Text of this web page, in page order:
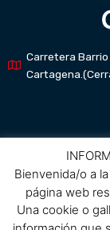
Carretera Barrio
Bienvenida/o a
página web
Una cookie o